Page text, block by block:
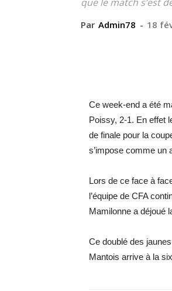
Par Admin78 - 18
Ce week-end a été
Poissy, 2-1. En effet
de finale pour la
s’impose comme un
Lors de ce face à
l’équipe de CFA
Mamilonne a déjoué
Ce doublé des
Mantois arrive à la